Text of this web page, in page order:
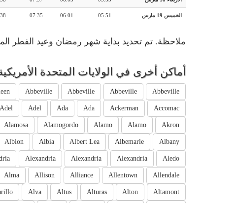
الخميس 19 مارس 05:51
06:01
07:35
ملاحظة. تم تحديد بداية شهر رمضان وعيد الفطر
أماكن أخرى في الولايات المتحدة
Abbeville
Abbeville
Abbeville
Abbeville
Accomac
Ackerman
Ada
Ada
Adel
Adel
Akron
Alamo
Alamo
Alamogordo
Alamosa
Albany
Albemarle
Albert Lea
Albia
Albion
Aledo
Alexandria
Alexandria
Alexandria
Allendale
Allentown
Alliance
Allison
Alma
Altamont
Alton
Alturas
Altus
Alva